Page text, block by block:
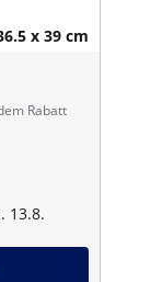
x 39 cm
Rabatt
13.8.